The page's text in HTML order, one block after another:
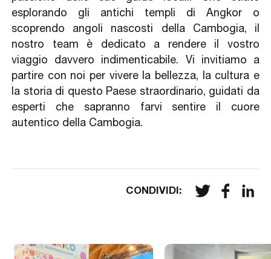
esplorando gli antichi templi di Angkor o
scoprendo angoli nascosti della Cambogia, il
nostro team è dedicato a rendere il vostro
viaggio davvero indimenticabile. Vi invitiamo a
partire con noi per vivere la bellezza, la cultura e
la storia di questo Paese straordinario, guidati da
esperti che sapranno farvi sentire il cuore
autentico della Cambogia.
CONDIVIDI: